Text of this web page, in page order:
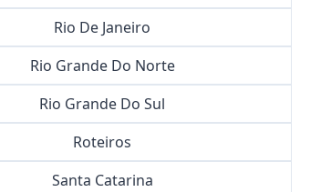
Rio De Janeiro
Rio Grande Do Norte
Rio Grande Do Sul
Roteiros
Santa Catarina